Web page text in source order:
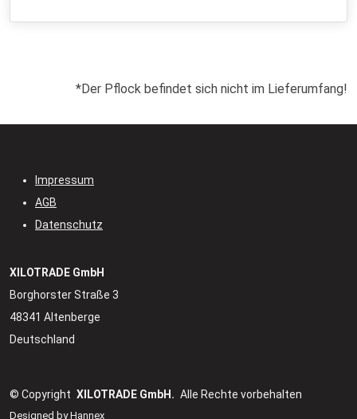
*Der Pflock befindet sich nicht im Lieferumfang!
Impressum
AGB
Datenschutz
XILOTRADE GmbH
Borghorster Straße 3
48341 Altenberge
Deutschland
© Copyright XILOTRADE GmbH. Alle Rechte vorbehalten
Designed byHannex